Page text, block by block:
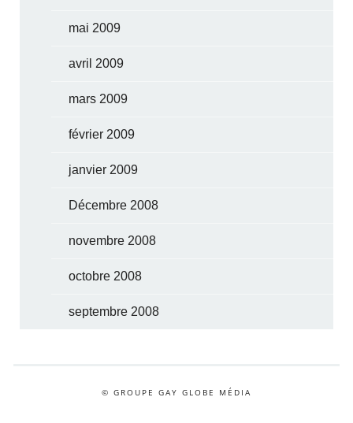
mai 2009
avril 2009
mars 2009
février 2009
janvier 2009
Décembre 2008
novembre 2008
octobre 2008
septembre 2008
© GROUPE GAY GLOBE MÉDIA